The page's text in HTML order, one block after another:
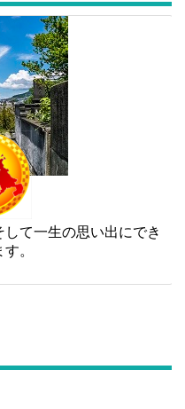
て一生の思い出にでき
。